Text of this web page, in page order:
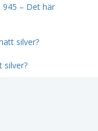
945 – Det här
silver?
silver?